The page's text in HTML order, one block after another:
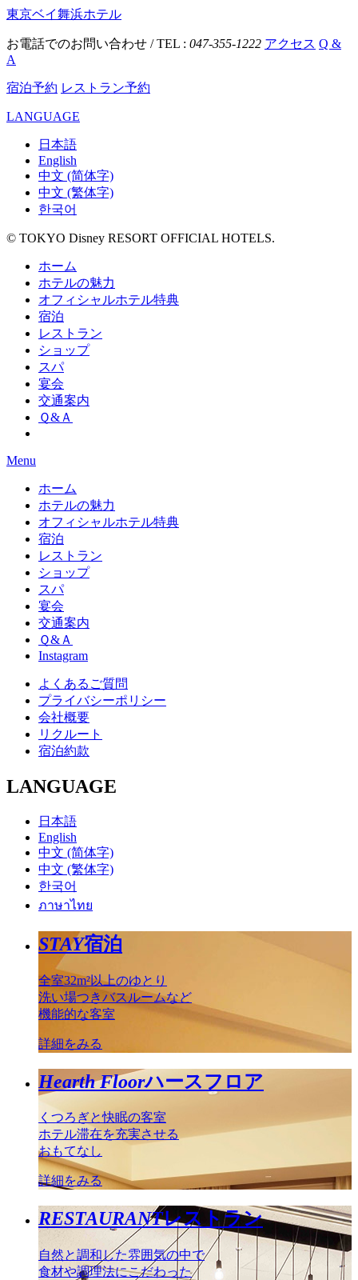
東京ベイ舞浜ホテル
お電話でのお問い合わせ / TEL : 047-355-1222 アクセス Q &
A
宿泊予約 レストラン予約
LANGUAGE
日本語
English
中文 (简体字)
中文 (繁体字)
한국어
© TOKYO Disney RESORT OFFICIAL HOTELS.
ホーム
ホテルの魅力
オフィシャルホテル特典
宿泊
レストラン
ショップ
スパ
宴会
交通案内
Ｑ&Ａ
Menu
ホーム
ホテルの魅力
オフィシャルホテル特典
宿泊
レストラン
ショップ
スパ
宴会
交通案内
Ｑ&Ａ
Instagram
よくあるご質問
プライバシーポリシー
会社概要
リクルート
宿泊約款
LANGUAGE
日本語
English
中文 (简体字)
中文 (繁体字)
한국어
ภาษาไทย
STAY宿泊
全室32m²以上のゆとり
洗い場つきバスルームなど
機能的な客室
詳細をみる
Hearth Floorハースフロア
くつろぎと快眠の客室
ホテル滞在を充実させる
おもてなし
詳細をみる
RESTAURANTレストラン
自然と調和した雰囲気の中で
食材や調理法にこだわった